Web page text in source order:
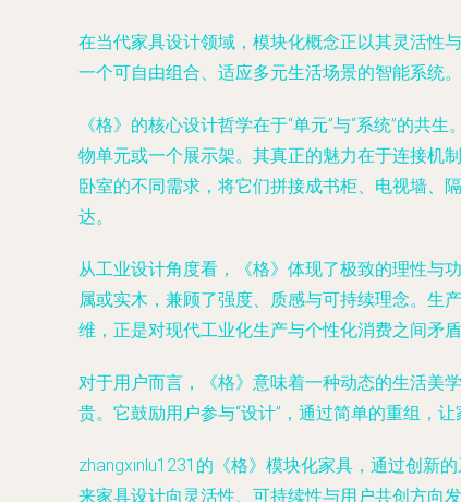
在当代家具设计领域，模块化概念正以其灵活性
一个可自由组合、适应多元生活场景的智能系统。
《格》的核心设计哲学在于“单元”与“系统”的共
物单元或一个展示架。其真正的魅力在于连接机
卧室的不同需求，将它们拼接成书柜、电视墙、
达。
从工业设计角度看，《格》体现了极致的理性与
属或实木，兼顾了强度、质感与可持续理念。生
维，正是对现代工业化生产与个性化消费之间矛盾
对于用户而言，《格》意味着一种动态的生活美
贵。它鼓励用户参与“设计”，通过简单的重组，
zhangxinlu1231的《格》模块化家具，通过创新
来家具设计向灵活性、可持续性与用户共创方向发